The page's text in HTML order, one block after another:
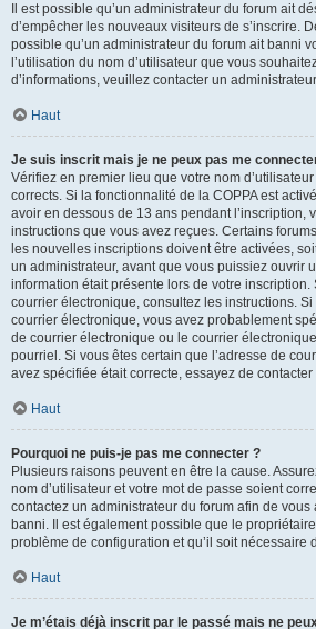
Il est possible qu’un administrateur du forum ait
d’empêcher les nouveaux visiteurs de s’inscrire.
possible qu’un administrateur du forum ait banni
l’utilisation du nom d’utilisateur que vous
d’informations, veuillez contacter un
Haut
Je suis inscrit mais je ne peux pas me
Vérifiez en premier lieu que votre nom
corrects. Si la fonctionnalité de la COPPA est
avoir en dessous de 13 ans pendant l’inscription,
instructions que vous avez reçues. Certains
les nouvelles inscriptions doivent être activées,
un administrateur, avant que vous puissiez ouvrir
information était présente lors de votre inscription.
courrier électronique, consultez les instructions.
courrier électronique, vous avez probablement
de courrier électronique ou le courrier
pourriel. Si vous êtes certain que l’adresse de
avez spécifiée était correcte, essayez de
Haut
Pourquoi ne puis-je pas me connecter ?
Plusieurs raisons peuvent en être la cause.
nom d’utilisateur et votre mot de passe soient
contactez un administrateur du forum afin de vous
banni. Il est également possible que le
problème de configuration et qu’il soit nécessaire
Haut
Je m’étais déjà inscrit par le passé mais ne